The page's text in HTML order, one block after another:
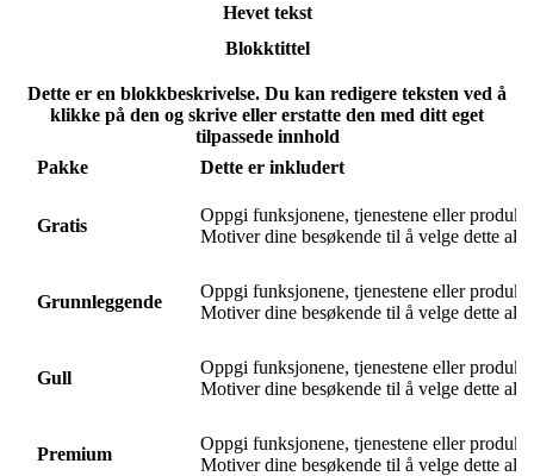
Hevet tekst
Blokktittel
Dette er en blokkbeskrivelse. Du kan redigere teksten ved å
klikke på den og skrive eller erstatte den med ditt eget
tilpassede innhold
Pakke
Dette er inkludert
Gratis
Oppgi funksjonene, tjenestene eller
Motiver dine besøkende til å velge dette
Grunnleggende
Oppgi funksjonene, tjenestene eller
Motiver dine besøkende til å velge dette
Gull
Oppgi funksjonene, tjenestene eller
Motiver dine besøkende til å velge dette
Premium
Oppgi funksjonene, tjenestene eller
Motiver dine besøkende til å velge dette